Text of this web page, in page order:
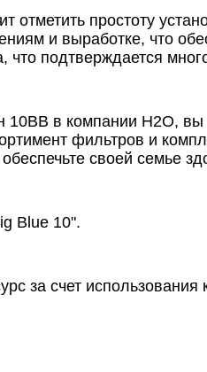
отметить простоту
и выработке, что
что подтверждается
в компании Н2О, вы
фильтров и
своей семье
Blue 10".
за счет использования